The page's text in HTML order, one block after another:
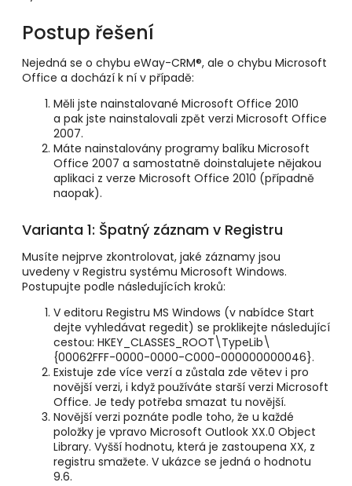
Postup řešení
Nejedná se o chybu eWay-CRM®, ale o chybu Microsoft
Office a dochází k ní v případě:
Měli jste nainstalované Microsoft Office 2010
a pak jste nainstalovali zpět verzi Microsoft Office
2007.
Máte nainstalovány programy balíku Microsoft
Office 2007 a samostatně doinstalujete nějakou
aplikaci z verze Microsoft Office 2010 (případně
naopak).
Varianta 1: Špatný záznam v Registru
Musíte nejprve zkontrolovat, jaké záznamy jsou
uvedeny v Registru systému Microsoft Windows.
Postupujte podle následujících kroků:
V editoru Registru MS Windows (v nabídce Start
dejte vyhledávat regedit) se proklikejte následující
cestou: HKEY_CLASSES_ROOT\TypeLib\
{00062FFF-0000-0000-C000-000000000046}.
Existuje zde více verzí a zůstala zde větev i pro
novější verzi, i když používáte starší verzi Microsoft
Office. Je tedy potřeba smazat tu novější.
Novější verzi poznáte podle toho, že u každé
položky je vpravo Microsoft Outlook XX.0 Object
Library. Vyšší hodnotu, která je zastoupena XX, z
registru smažete. V ukázce se jedná o hodnotu
9.6.